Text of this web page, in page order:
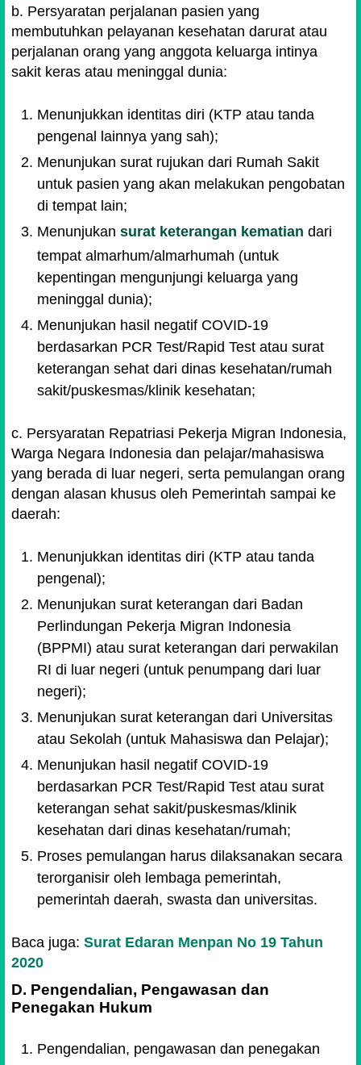
b. Persyaratan perjalanan pasien yang
membutuhkan pelayanan kesehatan darurat atau
perjalanan orang yang anggota keluarga intinya
sakit keras atau meninggal dunia:
Menunjukkan identitas diri (KTP atau tanda
pengenal lainnya yang sah);
Menunjukan surat rujukan dari Rumah Sakit
untuk pasien yang akan melakukan pengobatan
di tempat lain;
Menunjukansurat keterangan kematian dari
tempat almarhum/almarhumah (untuk
kepentingan mengunjungi keluarga yang
meninggal dunia);
Menunjukan hasil negatif COVID-19
berdasarkan PCR Test/Rapid Test atau surat
keterangan sehat dari dinas kesehatan/rumah
sakit/puskesmas/klinik kesehatan;
c. Persyaratan Repatriasi Pekerja Migran Indonesia,
Warga Negara Indonesia dan pelajar/mahasiswa
yang berada di luar negeri, serta pemulangan orang
dengan alasan khusus oleh Pemerintah sampai ke
daerah:
Menunjukkan identitas diri (KTP atau tanda
pengenal);
Menunjukan surat keterangan dari Badan
Perlindungan Pekerja Migran Indonesia
(BPPMI) atau surat keterangan dari perwakilan
RI di luar negeri (untuk penumpang dari luar
negeri);
Menunjukan surat keterangan dari Universitas
atau Sekolah (untuk Mahasiswa dan Pelajar);
Menunjukan hasil negatif COVID-19
berdasarkan PCR Test/Rapid Test atau surat
keterangan sehat sakit/puskesmas/klinik
kesehatan dari dinas kesehatan/rumah;
Proses pemulangan harus dilaksanakan secara
terorganisir oleh lembaga pemerintah,
pemerintah daerah, swasta dan universitas.
Baca juga: Surat Edaran Menpan No 19 Tahun
2020
D. Pengendalian, Pengawasan dan
Penegakan Hukum
Pengendalian, pengawasan dan penegakan